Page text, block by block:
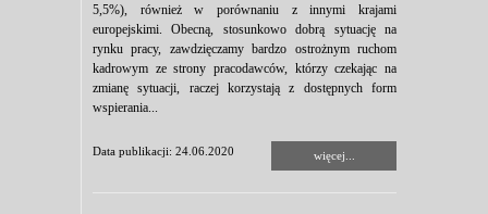
5,5%), również w porównaniu z innymi krajami
europejskimi. Obecną, stosunkowo dobrą sytuację na
rynku pracy, zawdzięczamy bardzo ostrożnym ruchom
kadrowym ze strony pracodawców, którzy czekając na
zmianę sytuacji, raczej korzystają z dostępnych form
wspierania...
Data publikacji: 24.06.2020 więcej...